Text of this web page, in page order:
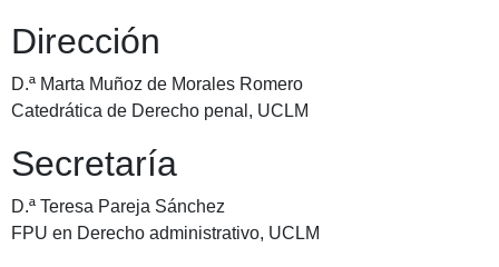
Dirección
D.ª Marta Muñoz de Morales Romero
Catedrática de Derecho penal, UCLM
Secretaría
D.ª Teresa Pareja Sánchez
FPU en Derecho administrativo, UCLM